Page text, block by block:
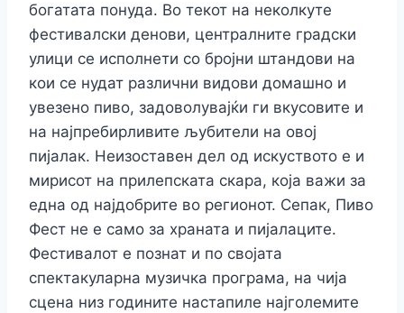
богатата понуда. Во текот на неколкуте
фестивалски денови, централните градски
улици се исполнети со бројни штандови на
кои се нудат различни видови домашно и
увезено пиво, задоволувајќи ги вкусовите и
на најпребирливите љубители на овој
пијалак. Неизоставен дел од искуството е и
мирисот на прилепската скара, која важи за
една од најдобрите во регионот. Сепак, Пиво
Фест не е само за храната и пијалаците.
Фестивалот е познат и по својата
спектакуларна музичка програма, на чија
сцена низ годините настапиле најголемите